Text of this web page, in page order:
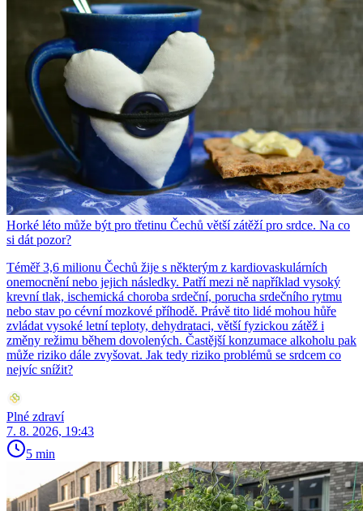
Horké léto může být pro třetinu Čechů větší zátěží pro srdce. Na co
si dát pozor?
Téměř 3,6 milionu Čechů žije s některým z kardiovaskulárních
onemocnění nebo jejich následky. Patří mezi ně například vysoký
krevní tlak, ischemická choroba srdeční, porucha srdečního rytmu
nebo stav po cévní mozkové příhodě. Právě tito lidé mohou hůře
zvládat vysoké letní teploty, dehydrataci, větší fyzickou zátěž i
změny režimu během dovolených. Častější konzumace alkoholu pak
může riziko dále zvyšovat. Jak tedy riziko problémů se srdcem co
nejvíc snížit?
Plné zdraví
7. 8. 2026, 19:43
5 min